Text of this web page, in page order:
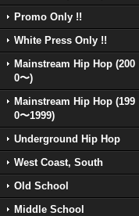
Promo Only !!
White Press Only !!
Mainstream Hip Hop (200
0〜)
Mainstream Hip Hop (199
0〜1999)
Underground Hip Hop
West Coast, South
Old School
Middle School